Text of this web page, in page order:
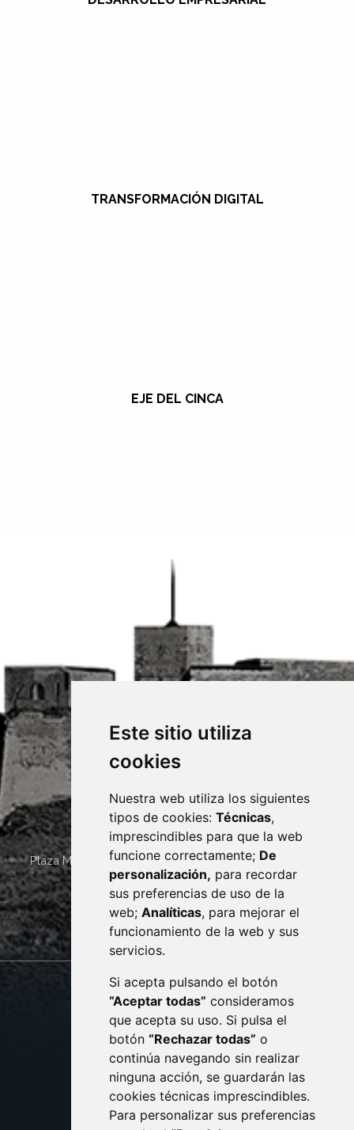
Este sitio utiliza
cookies
Nuestra web utiliza los siguientes
tipos de cookies: Técnicas,
imprescindibles para que la web
funcione correctamente; De
personalización, para recordar
sus preferencias de uso de la
web; Analíticas, para mejorar el
funcionamiento de la web y sus
servicios.
Si acepta pulsando el botón
“Aceptar todas” consideramos
que acepta su uso. Si pulsa el
botón “Rechazar todas” o
continúa navegando sin realizar
ninguna acción, se guardarán las
cookies técnicas imprescindibles.
Para personalizar sus preferencias
TRANSFORMACIÓN DIGITAL
EJE DEL CINCA
Plaza Mayor 4 22400 MONZÓN - ARAGÓN (ESPAÑA)
· (34) 974 400 700 ·
sac@monzon.es
monzon.es
CONTACTO
AVISO LEGAL
PROTECCIÓN DE DATOS
POLÍTICA DE COOKIES
ACCESIBILIDAD
ENLACE EXTERNO AL